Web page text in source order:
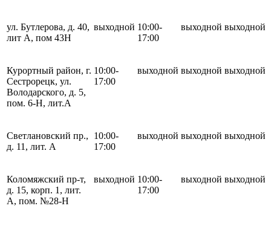
ул. Бутлерова, д. 40,
лит А, пом 43Н
выходной 10:00-
17:00
выходной выходной
Курортный район, г.
Сестрорецк, ул.
Володарского, д. 5,
пом. 6-Н, лит.А
10:00-
17:00
выходной выходной выходной
Светлановский пр.,
д. 11, лит. А
10:00-
17:00
выходной выходной выходной
Коломяжский пр-т,
д. 15, корп. 1, лит.
А, пом. №28-Н
выходной 10:00-
17:00
выходной выходной